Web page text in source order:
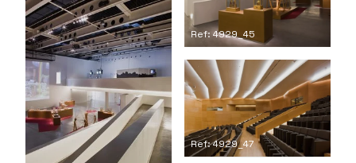
Ref: 4929_45
Ref: 4929_47